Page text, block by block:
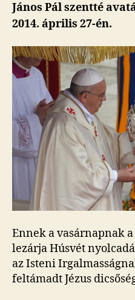
János Pál szentté
2014. április 27-én.
Ennek a vasárnapnak
lezárja Húsvét
az Isteni
feltámadt Jézus